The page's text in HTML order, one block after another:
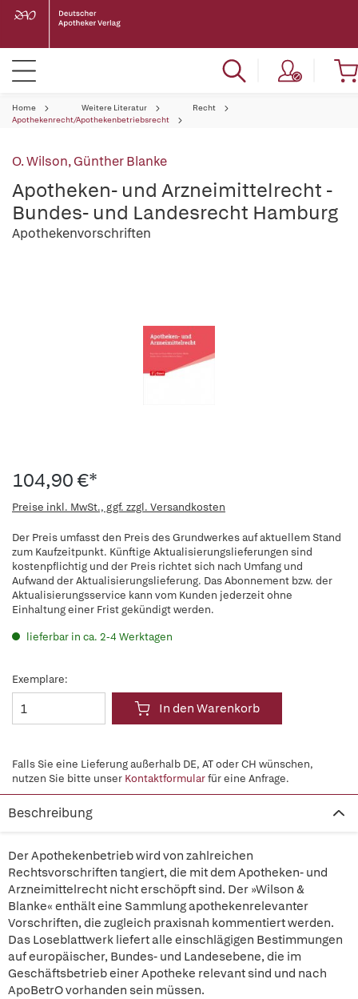
Home Weitere Literatur
Recht
Apothekenrecht/Apothekenbetriebsrecht
O. Wilson,Günther Blanke
Apotheken- und Arzneimittelrecht -
Bundes- und Landesrecht Hamburg
Apothekenvorschriften
104,90 €*
Preise inkl. MwSt., ggf. zzgl. Versandkosten
Der Preis umfasst den Preis des Grundwerkes auf aktuellem Stand
zum Kaufzeitpunkt. Künftige Aktualisierungslieferungen sind
kostenpflichtig und der Preis richtet sich nach Umfang und
Aufwand der Aktualisierungslieferung. Das Abonnement bzw. der
Aktualisierungsservice kann vom Kunden jederzeit ohne
Einhaltung einer Frist gekündigt werden.
lieferbar in ca. 2-4 Werktagen
Exemplare:
In den Warenkorb
Falls Sie eine Lieferung außerhalb DE, AT oder CH wünschen,
nutzen Sie bitte unser Kontaktformularfür eine Anfrage.
Beschreibung
Der Apothekenbetrieb wird von zahlreichen
Rechtsvorschriften tangiert, die mit dem Apotheken- und
Arzneimittelrecht nicht erschöpft sind. Der »Wilson &
Blanke« enthält eine Sammlung apothekenrelevanter
Vorschriften, die zugleich praxisnah kommentiert werden.
Das Loseblattwerk liefert alle einschlägigen Bestimmungen
auf europäischer, Bundes- und Landesebene, die im
Geschäftsbetrieb einer Apotheke relevant sind und nach
ApoBetrO vorhanden sein müssen.